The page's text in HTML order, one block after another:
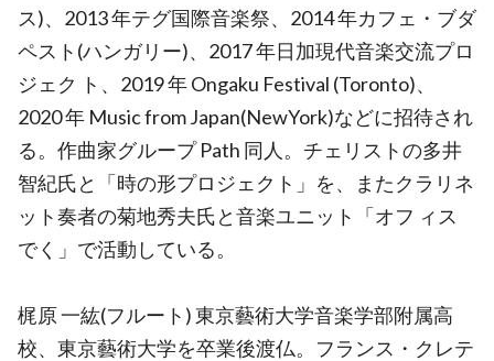
ス)、2013 年テグ国際音楽祭、2014 年カフェ・ブダ
ペスト(ハンガリー)、2017 年日加現代音楽交流プロ
ジェク ト、2019 年 Ongaku Festival (Toronto)、
2020 年 Music from Japan(NewYork)などに招待され
る。作曲家グループ Path 同人。チェリストの多井
智紀氏と「時の形プロジェクト」を、またクラリネ
ット奏者の菊地秀夫氏と音楽ユニット「オフ ィス
でく」で活動している。
梶原 一紘(フルート) 東京藝術大学音楽学部附属高
校、東京藝術大学を卒業後渡仏。フランス・クレテ